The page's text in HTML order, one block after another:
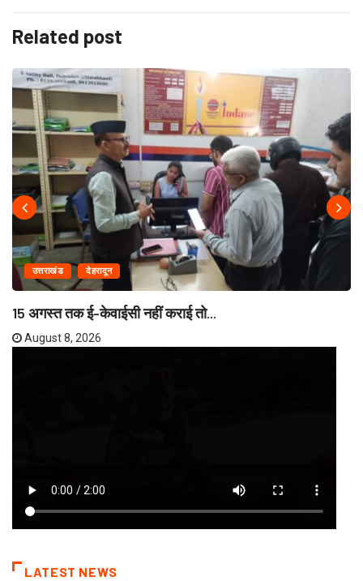
Related post
उत्तराखंड देहरादून
15 अगस्त तक ई-केवाईसी नहीं कराई तो...
August 8, 2026
LATEST NEWS